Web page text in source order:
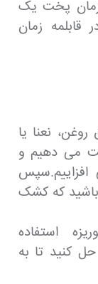
زمان پخت یک
زمان
نعنا یا
می دهیم و
که کشک
استفاده
کنید تا به